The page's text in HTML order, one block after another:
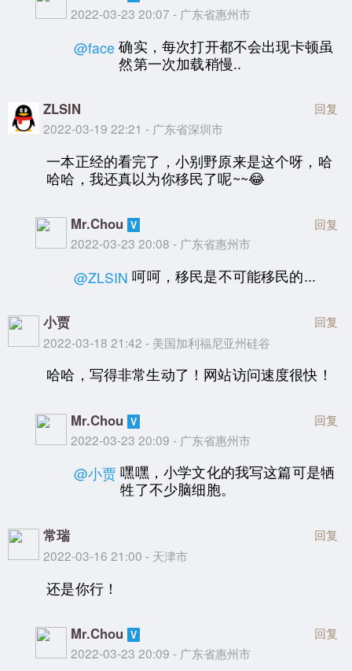
2022-03-23 20:07 - 广东省惠州市
@face 确实，每次打开都不会出现卡顿虽
然第一次加载稍慢..
ZLSIN
2022-03-19 22:21 - 广东省深圳市
回复
一本正经的看完了，小别野原来是这个呀，哈
哈哈，我还真以为你移民了呢~~😂
Mr.Chou
2022-03-23 20:08 - 广东省惠州市
回复
@ZLSIN 呵呵，移民是不可能移民的...
小贾
2022-03-18 21:42 - 美国加利福尼亚州硅谷
回复
哈哈，写得非常生动了！网站访问速度很快！
Mr.Chou
2022-03-23 20:09 - 广东省惠州市
回复
@小贾 嘿嘿，小学文化的我写这篇可是牺
牲了不少脑细胞。
常瑞
2022-03-16 21:00 - 天津市
回复
还是你行！
Mr.Chou
2022-03-23 20:09 - 广东省惠州市
回复